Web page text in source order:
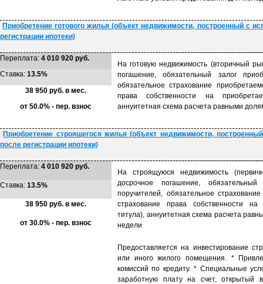
Приобретение готового жилья (объект недвижимости, построенный с
регистрации ипотеки)
Переплата: 4 010 920 руб.
На готовую недвижимость (вторичный
погашение, обязательный залог
обязательное страхование
права собственности на
аннуитетная схема расчета равными
Ставка: 13.5%
38 950 руб. в мес.
от 50.0% - пер. взнос
Приобретение строящегося жилья (объект недвижимости,
после регистрации ипотеки)
Переплата: 4 010 920 руб.
На строящуюся недвижимость
досрочное погашение,
поручителей, обязательное
страхование права собственности
титула), аннуитетная схема расчета
недели
Ставка: 13.5%
38 950 руб. в мес.
от 30.0% - пер. взнос
Предоставляется на инвестирование
или иного жилого помещения. *
комиссий по кредиту. * Специальные
заработную плату на счет,